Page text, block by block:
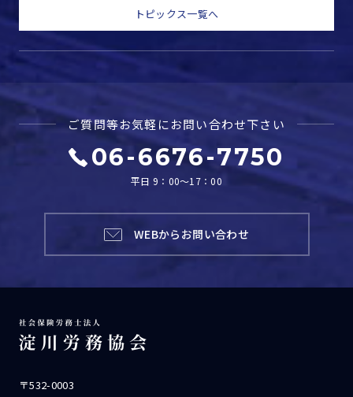
トピックス一覧へ
ご質問等お気軽にお問い合わせ下さい
06-6676-7750
平日 9：00～17：00
WEBからお問い合わせ
〒532-0003